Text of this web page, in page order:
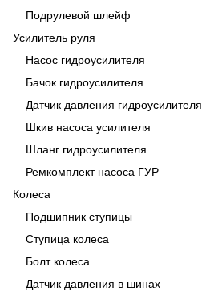
Подрулевой шлейф
Усилитель руля
Насос гидроусилителя
Бачок гидроусилителя
Датчик давления гидроусилителя
Шкив насоса усилителя
Шланг гидроусилителя
Ремкомплект насоса ГУР
Колеса
Подшипник ступицы
Ступица колеса
Болт колеса
Датчик давления в шинах